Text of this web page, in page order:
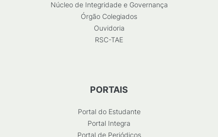
Núcleo de Integridade e Governança
Órgão Colegiados
Ouvidoria
RSC-TAE
PORTAIS
Portal do Estudante
Portal Integra
Portal de Periódicos